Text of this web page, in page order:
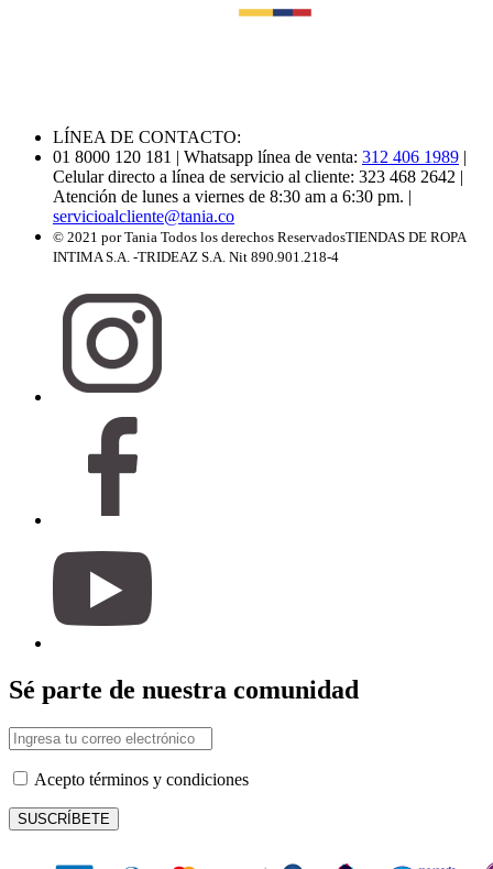
LÍNEA DE CONTACTO:
01 8000 120 181 | Whatsapp línea de venta: 312 406 1989 |
Celular directo a línea de servicio al cliente: 323 468 2642 |
Atención de lunes a viernes de 8:30 am a 6:30 pm. |
servicioalcliente@tania.co
© 2021 por Tania Todos los derechos ReservadosTIENDAS DE ROPA
INTIMA S.A. -TRIDEAZ S.A. Nit 890.901.218-4
Sé parte de nuestra comunidad
Acepto términos y condiciones